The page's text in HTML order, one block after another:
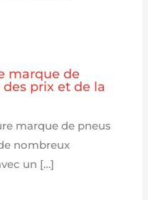
marque de
prix et de la
marque de pneus
nombreux
un […]